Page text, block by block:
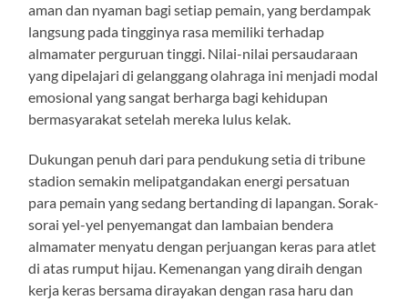
aman dan nyaman bagi setiap pemain, yang berdampak
langsung pada tingginya rasa memiliki terhadap
almamater perguruan tinggi. Nilai-nilai persaudaraan
yang dipelajari di gelanggang olahraga ini menjadi modal
emosional yang sangat berharga bagi kehidupan
bermasyarakat setelah mereka lulus kelak.
Dukungan penuh dari para pendukung setia di tribune
stadion semakin melipatgandakan energi persatuan
para pemain yang sedang bertanding di lapangan. Sorak-
sorai yel-yel penyemangat dan lambaian bendera
almamater menyatu dengan perjuangan keras para atlet
di atas rumput hijau. Kemenangan yang diraih dengan
kerja keras bersama dirayakan dengan rasa haru dan